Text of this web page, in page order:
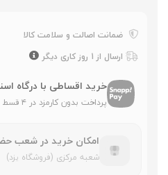
ضمانت اصالت و سلامت کالا
ارسال از 1 روز کاری دیگر
خرید اقساطی با درگاه
پرداخت بدون کارمزد در ۴ قسط
امکان خرید در شعب
شعبه مرکزی (فروشگاه یزد)